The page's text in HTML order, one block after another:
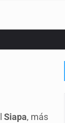
Siapa, más